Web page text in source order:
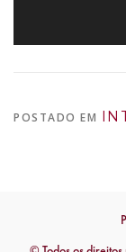
POSTADO EM